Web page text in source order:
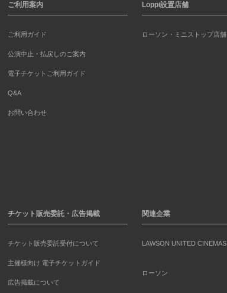
ご利用案内
ご利用ガイド
公演中止・払戻しのご案内
電子チケットご利用ガイド
Q&A
お問い合わせ
Loppi設置店舗
ローソン・ミニストップ店舗
チケット販売委託・広告掲載
チケット販売委託受付について
主催様向け 電子チケットガイド
広告掲載について
関連企業
LAWSON UNITED CINEMAS
ローソン